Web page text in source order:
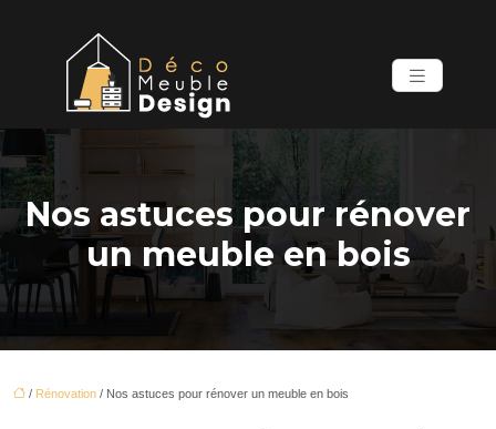
Nos astuces pour rénover
un meuble en bois
/ Rénovation / Nos astuces pour rénover un meuble en bois